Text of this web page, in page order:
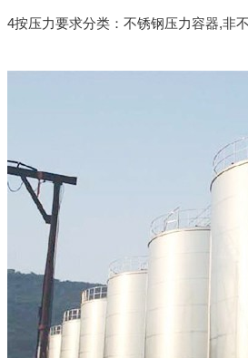
4按压力要求分类：不锈钢压力容器,非